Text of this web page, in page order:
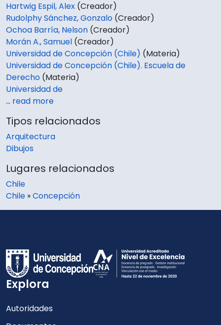
Hartwig Espil, Alex (Creador)
Rudolphy Sánchez, Gonzalo (Creador)
Ochoa Barría, Nelson (Creador)
Morán A., Samuel (Creador)
Universidad de Concepción (Chile) (Materia)
Universidad de Concepción (Chile). Escuela de
Derecho (Materia)
Universidad de
… read more
Tipos relacionados
Arquitectura
Dibujos
Lugares relacionados
Chile
Chile »Concepción
Explora
Autoridades